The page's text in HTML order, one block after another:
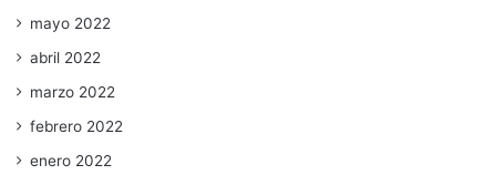
mayo 2022
abril 2022
marzo 2022
febrero 2022
enero 2022